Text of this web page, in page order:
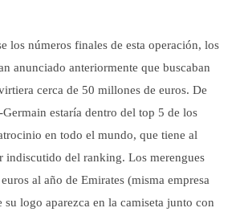
los números finales de esta operación, los
anunciado anteriormente que buscaban
cerca de 50 millones de euros. De
Germain estaría dentro del top 5 de los
en todo el mundo, que tiene al
indiscutido del ranking. Los merengues
al año de Emirates (misma empresa
su logo aparezca en la camiseta junto con